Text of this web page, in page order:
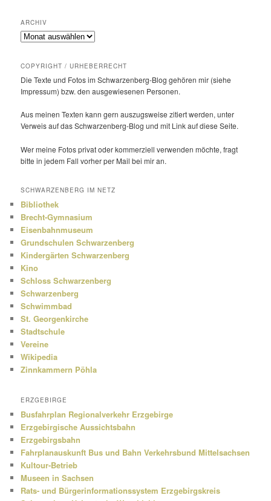
ARCHIV
Archiv
COPYRIGHT / URHEBERRECHT
Die Texte und Fotos im Schwarzenberg-Blog gehören mir (siehe
Impressum) bzw. den ausge­wie­senen Personen.
Aus meinen Texten kann gern auszugs­weise zitiert werden, unter
Verweis auf das Schwarzenberg-Blog und mit Link auf diese Seite.
Wer meine Fotos privat oder kommer­ziell verwenden möchte, fragt
bitte in jedem Fall vorher per Mail bei mir an.
SCHWARZENBERG IM NETZ
Bibliothek
Brecht-Gymnasium
Eisenbahnmuseum
Grundschulen Schwarzenberg
Kindergärten Schwarzenberg
Kino
Schloss Schwarzenberg
Schwarzenberg
Schwimmbad
St. Georgenkirche
Stadtschule
Vereine
Wikipedia
Zinnkammern Pöhla
ERZGEBIRGE
Busfahrplan Regionalverkehr Erzgebirge
Erzgebirgische Aussichtsbahn
Erzgebirgsbahn
Fahrplanauskunft Bus und Bahn Verkehrsbund Mittelsachsen
Kultour-Betrieb
Museen in Sachsen
Rats- und Bürgerinformationssystem Erzgebirgskreis